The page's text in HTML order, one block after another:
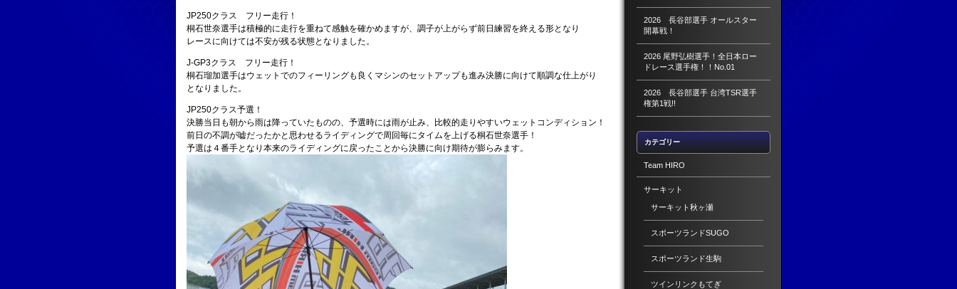
JP250クラス フリー走行！
桐石世奈選手は積極的に走行を重ねて感触を確かめますが、調子が上がらず前日練習を終える形となり
レースに向けては不安が残る状態となりました。
J-GP3クラス フリー走行！
桐石瑠加選手はウェットでのフィーリングも良くマシンのセットアップも進み決勝に向けて順調な仕上がり
となりました。
JP250クラス予選！
決勝当日も朝から雨は降っていたものの、予選時には雨が止み、比較的走りやすいウェットコンディション！
前日の不調が嘘だったかと思わせるライディングで周回毎にタイムを上げる桐石世奈選手！
予選は４番手となり本来のライディングに戻ったことから決勝に向け期待が膨らみます。
2026 長谷部選手 オールスター
開幕戦！
2026 尾野弘樹選手！全日本ロー
ドレース選手権！！No.01
2026 長谷部選手 台湾TSR選手
権第1戦!!
カテゴリー
Team HIRO
サーキット
サーキット秋ヶ瀬
スポーツランドSUGO
スポーツランド生駒
ツインリンクもてぎ